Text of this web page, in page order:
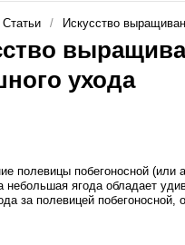
Статьи Искусство
ухода
полевицы побегоносной (или
небольшая ягода обладает
за полевицей побегоносной,